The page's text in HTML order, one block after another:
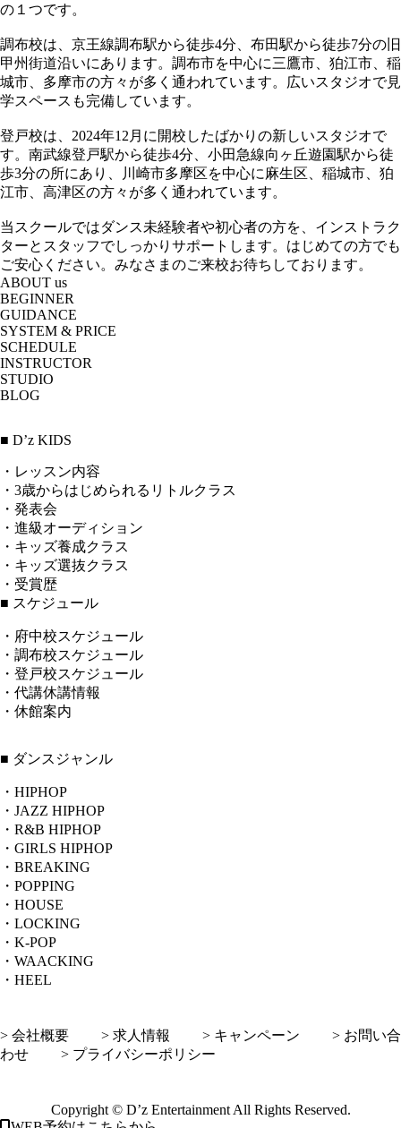
の１つです。
調布校は、京王線調布駅から徒歩4分、布田駅から徒歩7分の旧
甲州街道沿いにあります。調布市を中心に三鷹市、狛江市、稲
城市、多摩市の方々が多く通われています。広いスタジオで見
学スペースも完備しています。
登戸校は、2024年12月に開校したばかりの新しいスタジオで
す。南武線登戸駅から徒歩4分、小田急線向ヶ丘遊園駅から徒
歩3分の所にあり、川崎市多摩区を中心に麻生区、稲城市、狛
江市、高津区の方々が多く通われています。
当スクールではダンス未経験者や初心者の方を、インストラク
ターとスタッフでしっかりサポートします。はじめての方でも
ご安心ください。みなさまのご来校お待ちしております。
ABOUT us
BEGINNER
GUIDANCE
SYSTEM & PRICE
SCHEDULE
INSTRUCTOR
STUDIO
BLOG
■ D’z KIDS
・レッスン内容
・3歳からはじめられるリトルクラス
・発表会
・進級オーディション
・キッズ養成クラス
・キッズ選抜クラス
・受賞歴
■ スケジュール
・府中校スケジュール
・調布校スケジュール
・登戸校スケジュール
・代講休講情報
・休館案内
■ ダンスジャンル
・HIPHOP
・JAZZ HIPHOP
・R&B HIPHOP
・GIRLS HIPHOP
・BREAKING
・POPPING
・HOUSE
・LOCKING
・K-POP
・WAACKING
・HEEL
> 会社概要 > 求人情報 > キャンペーン
> お問い合
わせ
> プライバシーポリシー
Copyright © D’z Entertainment All Rights Reserved.